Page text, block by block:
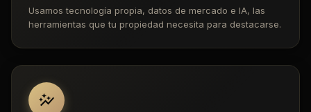
Usamos tecnología propia, datos de mercado e IA, las
herramientas que tu propiedad necesita para destacarse.